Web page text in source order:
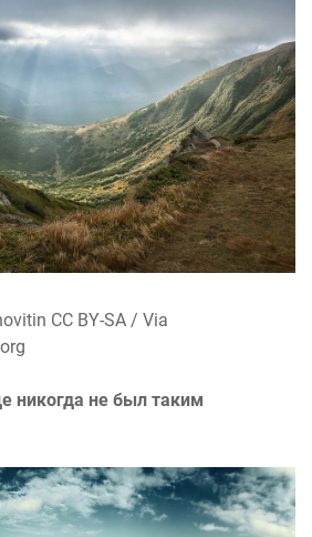
CC BY-SA / Via
никогда не был таким